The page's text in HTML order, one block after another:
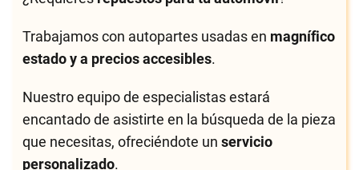
Trabajamos con autopartes usadas en magnífico
estado y a precios accesibles.
Nuestro equipo de especialistas estará
encantado de asistirte en la búsqueda de la pieza
que necesitas, ofreciéndote unservicio
personalizado.